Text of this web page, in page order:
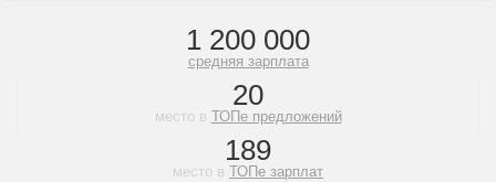
1 200 000
средняя зарплата
20
место в ТОПе предложений
189
место в ТОПе зарплат